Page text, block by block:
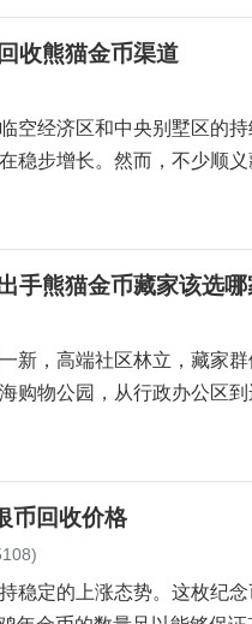
收熊猫金币渠道
空经济区和中央别墅区的持
稳步增长。然而，不少顺
手熊猫金币藏家该选哪
新，高端社区林立，藏家
购物公园，从行政办公区
币回收价格
稳定的上涨态势。这枚纪